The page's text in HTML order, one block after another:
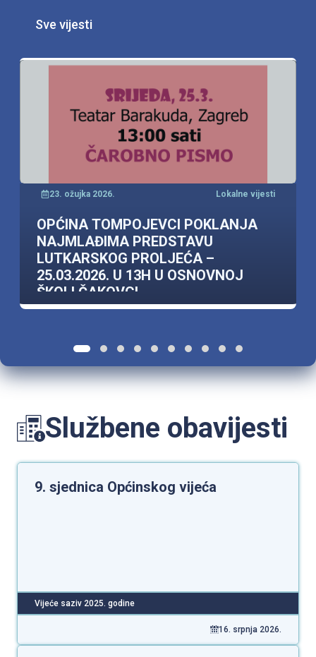
Sve vijesti
23. ožujka 2026. Lokalne vijesti
OPĆINA TOMPOJEVCI POKLANJA
NAJMLAĐIMA PREDSTAVU
LUTKARSKOG PROLJEĆA –
25.03.2026. U 13H U OSNOVNOJ
ŠKOLI ČAKOVCI
Službene obavijesti
9. sjednica Općinskog vijeća
Vijeće saziv 2025. godine
16. srpnja 2026.